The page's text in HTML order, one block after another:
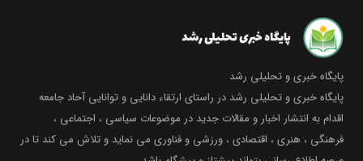
پایگاه خبری و تحلیلی رشد
پایگاه خبری و تحلیلی رشد در راستای ارتقاء دانایی و توانایی آحاد جامعه
اقدام به انتشار اخبار و مقالات جدید در موضوعات سیاسی ، اجتماعی ،
فرهنگی ، هنری ، اقتصادی ، ورزشی و فناوری می نماید و تلاش می کند تا در